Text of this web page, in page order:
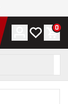
Konto
Min 0